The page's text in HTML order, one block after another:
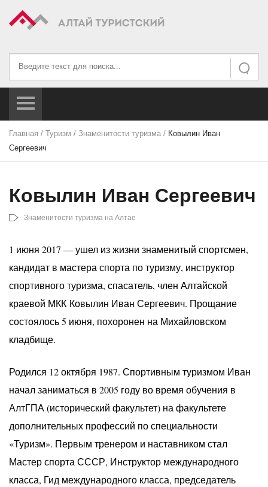
Искать
Искать...
Главная / Туризм / Знаменитости туризма / Ковылин Иван
Сергеевич
Ковылин Иван Сергеевич
Знаменитости туризма на Алтае
1 июня 2017 — ушел из жизни знаменитый спортсмен,
кандидат в мастера спорта по туризму, инструктор
спортивного туризма, спасатель, член Алтайской
краевой МКК Ковылин Иван Сергеевич. Прощание
состоялось 5 июня, похоронен на Михайловском
кладбище.
Родился 12 октября 1987. Спортивным туризмом Иван
начал заниматься в 2005 году во время обучения в
АлтГПА (исторический факультет) на факультете
дополнительных профессий по специальности
«Туризм». Первым тренером и наставником стал
Мастер спорта СССР, Инструктор международного
класса, Гид международного класса, председатель